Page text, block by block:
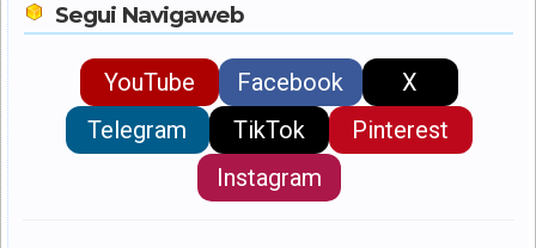
Segui Navigaweb
YouTube Facebook
X
Telegram
TikTok
Pinterest
Instagram